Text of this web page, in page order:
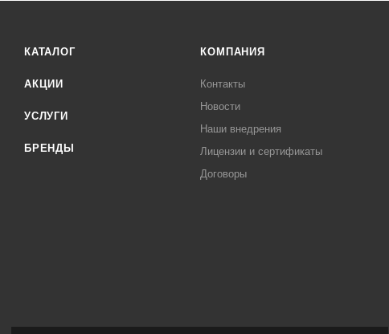
КАТАЛОГ
АКЦИИ
УСЛУГИ
БРЕНДЫ
КОМПАНИЯ
Контакты
Новости
Наши внедрения
Лицензии и сертификаты
Договоры